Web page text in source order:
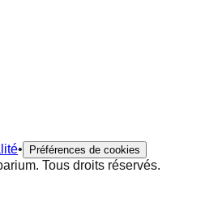
• Préférences de cookies
Tous droits réservés.